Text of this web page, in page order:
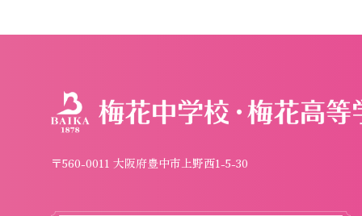
〒560-0011 大阪府豊中市上野西1-5-30